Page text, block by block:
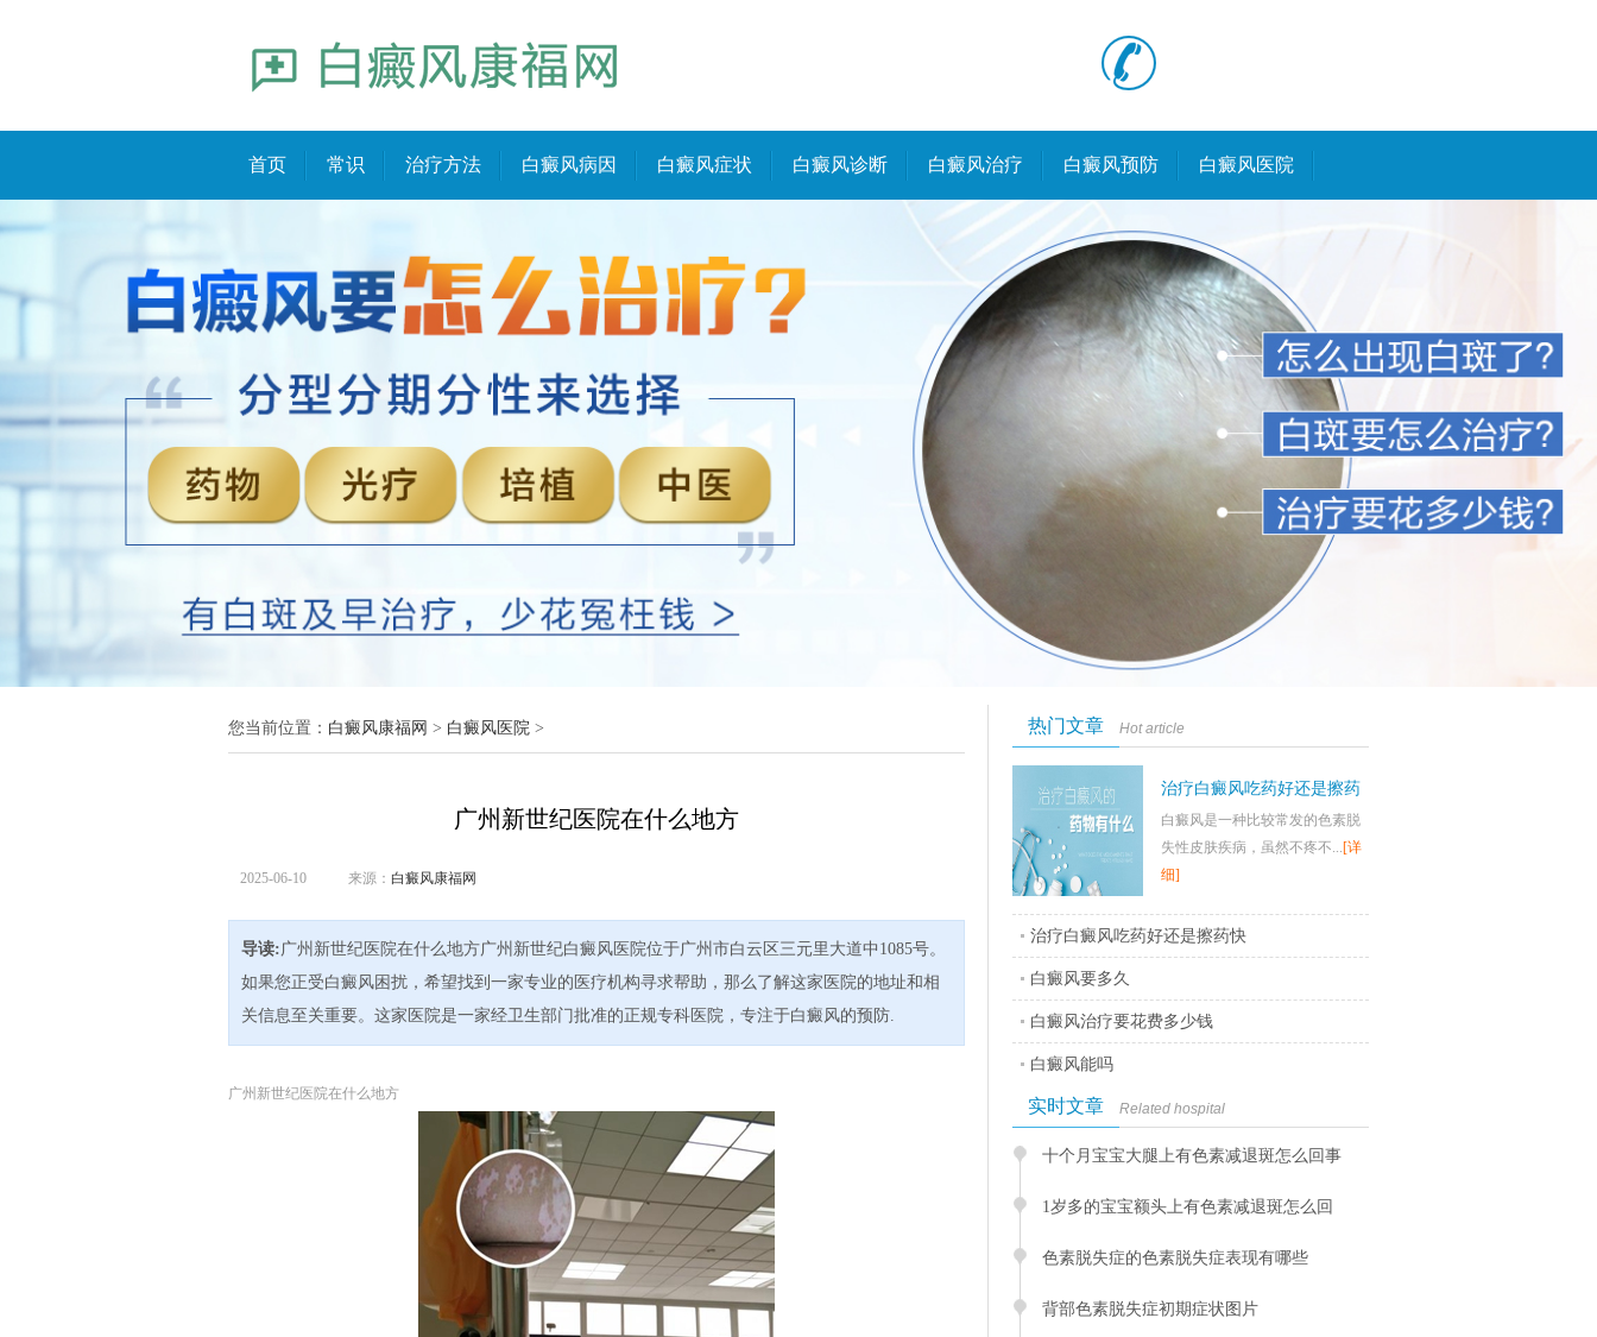
首页 常识 治疗方法 白癜风病因 白癜风症状 白癜风诊断 白癜风治疗 白癜风预防 白癜风医院
您当前位置： 白癜风康福网 > 白癜风医院 >
广州新世纪医院在什么地方
2025-06-10 来源： 白癜风康福网
导读:广州新世纪医院在什么地方广州新世纪白癜风医院位于广州市白云区三元里大道中1085号。
如果您正受白癜风困扰，希望找到一家专业的医疗机构寻求帮助，那么了解这家医院的地址和相
关信息至关重要。这家医院是一家经卫生部门批准的正规专科医院，专注于白癜风的预防.
广州新世纪医院在什么地方
热门文章 Hot article
治疗白癜风吃药好还是擦药
快
白癜风是一种比较常发的色素脱
失性皮肤疾病，虽然不疼不...[详
细]
治疗白癜风吃药好还是擦药快
白癜风要多久
白癜风治疗要花费多少钱
白癜风能吗
实时文章 Related hospital
十个月宝宝大腿上有色素减退斑怎么回事
1岁多的宝宝额头上有色素减退斑怎么回
色素脱失症的色素脱失症表现有哪些
背部色素脱失症初期症状图片